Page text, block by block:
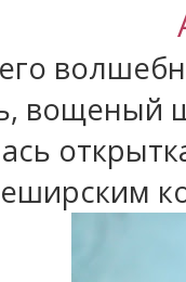
вощеный